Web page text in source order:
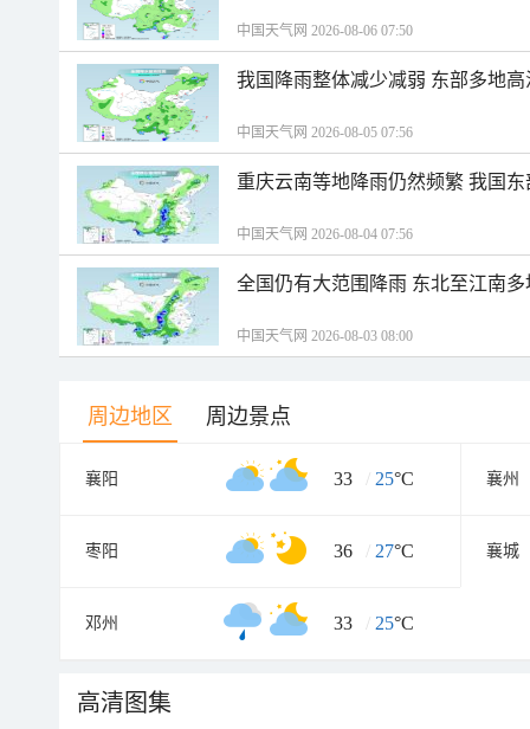
中国天气网 2026-08-06 07:50
我国降雨整体减少减弱 东部多地
中国天气网 2026-08-05 07:56
重庆云南等地降雨仍然频繁 我国
中国天气网 2026-08-04 07:56
全国仍有大范围降雨 东北至江南
中国天气网 2026-08-03 08:00
周边地区 周边景点
襄阳 33 / 25°C 襄州
枣阳 36 / 27°C 襄城
邓州 33 / 25°C
高清图集